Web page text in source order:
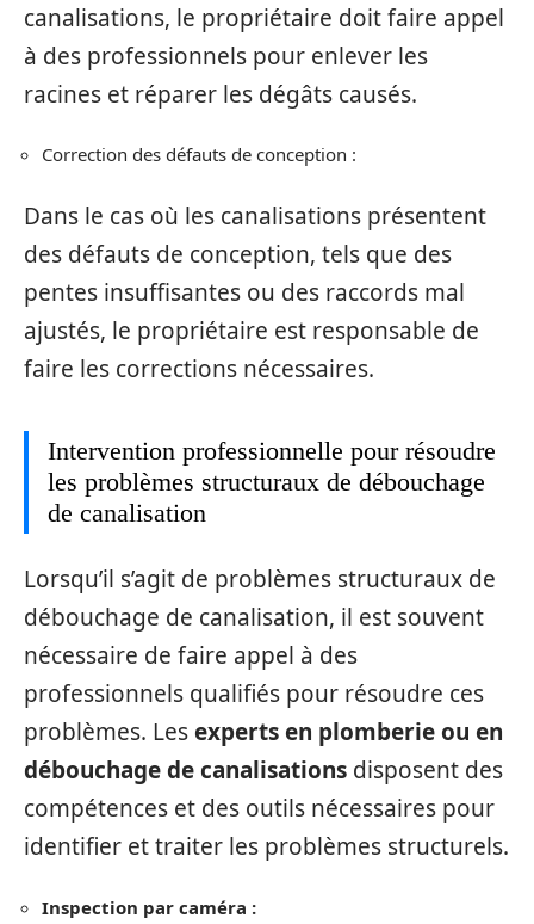
canalisations, le propriétaire doit faire appel
à des professionnels pour enlever les
racines et réparer les dégâts causés.
Correction des défauts de conception :
Dans le cas où les canalisations présentent
des défauts de conception, tels que des
pentes insuffisantes ou des raccords mal
ajustés, le propriétaire est responsable de
faire les corrections nécessaires.
Intervention professionnelle pour résoudre
les problèmes structuraux de débouchage
de canalisation
Lorsqu’il s’agit de problèmes structuraux de
débouchage de canalisation, il est souvent
nécessaire de faire appel à des
professionnels qualifiés pour résoudre ces
problèmes. Lesexperts en plomberie ou en
débouchage de canalisations disposent des
compétences et des outils nécessaires pour
identifier et traiter les problèmes structurels.
Inspection par caméra :